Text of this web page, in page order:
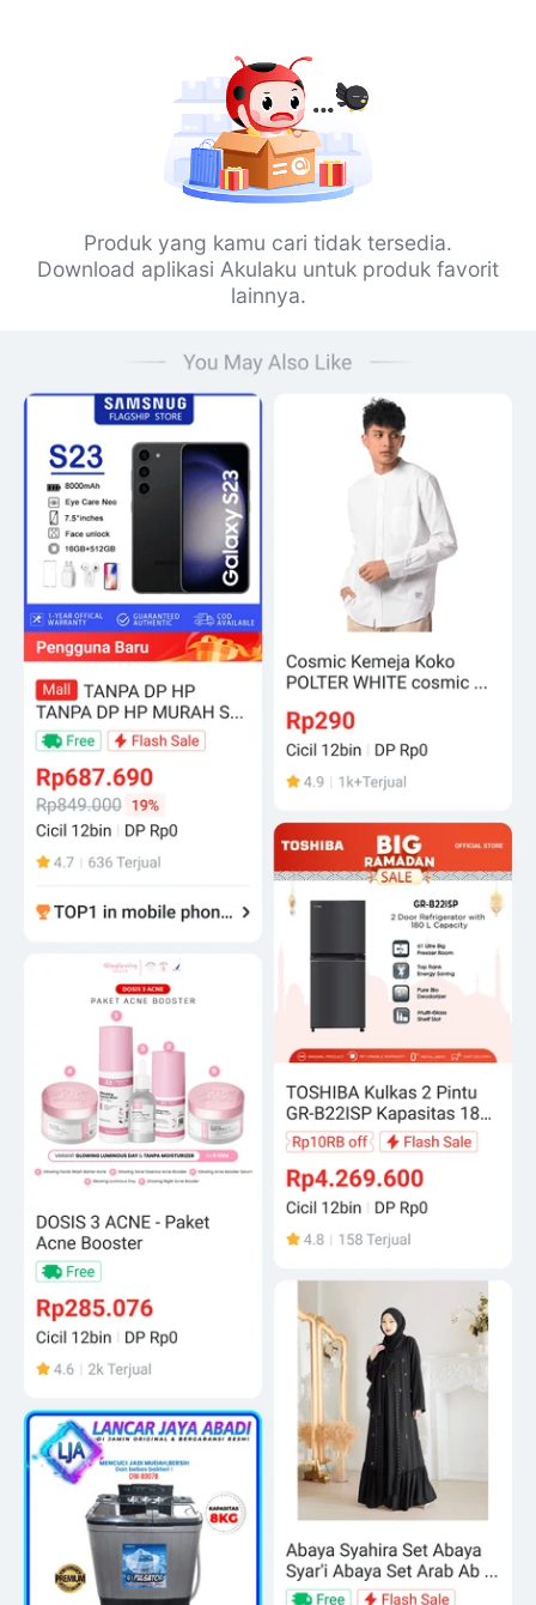
Produk yang kamu cari tidak tersedia.
Download aplikasi Akulaku untuk produk favorit
lainnya.